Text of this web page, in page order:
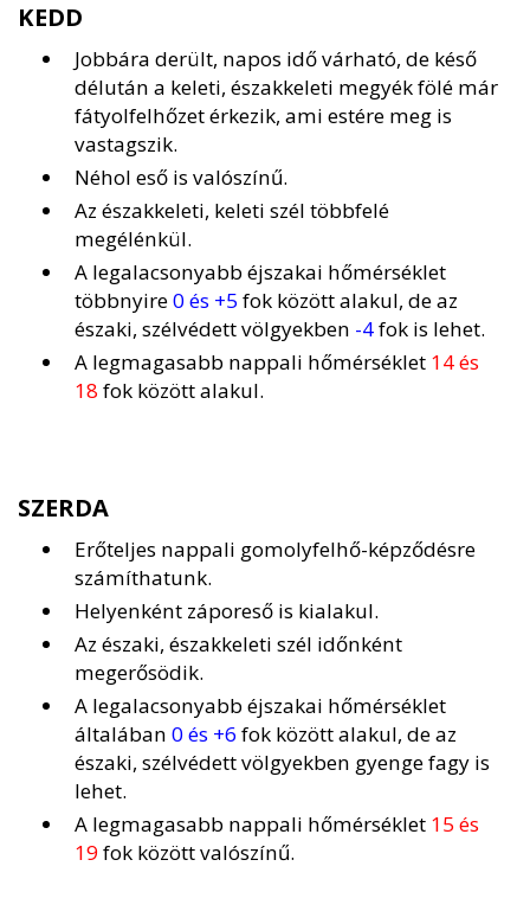
KEDD
Jobbára derült, napos idő várható, de késő
délután a keleti, északkeleti megyék fölé már
fátyolfelhőzet érkezik, ami estére meg is
vastagszik.
Néhol eső is valószínű.
Az északkeleti, keleti szél többfelé
megélénkül.
A legalacsonyabb éjszakai hőmérséklet
többnyire0 és +5 fok között alakul, de az
északi, szélvédett völgyekben -4fok is lehet.
A legmagasabb nappali hőmérséklet 14 és
18 fok között alakul.
SZERDA
Erőteljes nappali gomolyfelhő-képződésre
számíthatunk.
Helyenként záporeső is kialakul.
Az északi, északkeleti szél időnként
megerősödik.
A legalacsonyabb éjszakai hőmérséklet
általában 0 és +6 fok között alakul, de az
északi, szélvédett völgyekben gyenge fagy is
lehet.
A legmagasabb nappali hőmérséklet 15 és
19fok között valószínű.